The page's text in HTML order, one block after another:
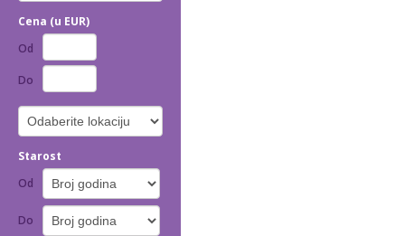
Cena (u EUR)
Od
Do
Starost
Od
Do